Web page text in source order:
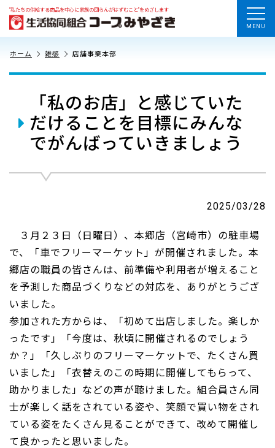
“私たちの供給する商品を中心に家族の団らんがはずむこと”をめざします
MENU
ホーム 雑感 店舗事業本部
「私のお店」と感じていた
だけることを目標にみんな
でがんばっていきましょう
2025/03/28
３月２３日（日曜日）、本郷店（宮崎市）の駐車場
で、「車でフリーマーケット」が開催されました。本
郷店の職員の皆さんは、前準備や利用者が増えること
を予測した商品づくりなどの対応を、ありがとうござ
いました。
参加された方からは、「初めて出店しました。楽しか
ったです」「今度は、秋頃に開催されるのでしょう
か？」「久しぶりのフリーマーケットで、たくさん買
いました」「衣替えのこの時期に開催してもらって、
助かりました」などの声が聴けました。組合員さん同
士が楽しく話をされている姿や、笑顔で買い物をされ
ている姿をたくさん見ることができて、改めて開催し
て良かったと思いました。